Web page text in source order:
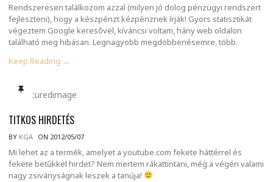
Rendszeresen találkozom azzal (milyen jó dolog pénzügyi rendszert
fejleszteni), hogy a készpénzt kézpénznek írják! Gyors statisztikát
végeztem Google keresővel, kíváncsi voltam, hány web oldalon
található meg hibásan. Legnagyobb megdöbbenésemre, több.
Keep Reading →
TITKOS HIRDETÉS
BY KGA ON 2012/05/07
Mi lehet az a termék, amelyet a youtube.com fekete háttérrel és
fekete betűkkel hirdet? Nem mertem rákattintani, még a végén valami
nagy zsiványságnak leszek a tanúja!